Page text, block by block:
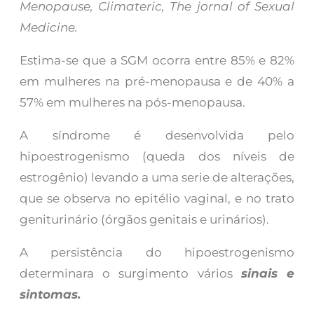
Menopause, Climateric, The jornal of Sexual
Medicine.
Estima-se que a SGM ocorra entre 85% e 82%
em mulheres na pré-menopausa e de 40% a
57% em mulheres na pós-menopausa.
A síndrome é desenvolvida pelo
hipoestrogenismo (queda dos níveis de
estrogênio) levando a uma serie de alterações,
que se observa no epitélio vaginal, e no trato
geniturinário (órgãos genitais e urinários).
A persistência do hipoestrogenismo
determinara o surgimento vários sinais e
sintomas.